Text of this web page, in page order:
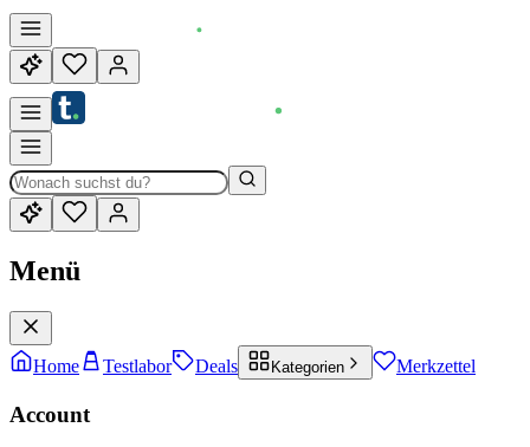
Menü
Home Testlabor Deals Kategorien Merkzettel
Account